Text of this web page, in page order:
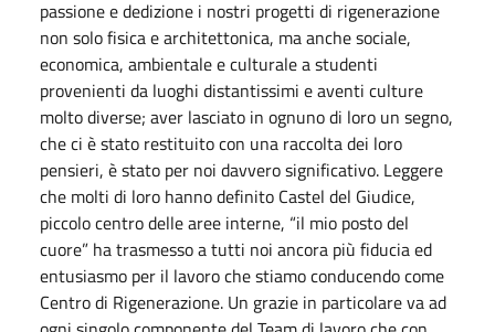
passione e dedizione i nostri progetti di rigenerazione
non solo fisica e architettonica, ma anche sociale,
economica, ambientale e culturale a studenti
provenienti da luoghi distantissimi e aventi culture
molto diverse; aver lasciato in ognuno di loro un segno,
che ci è stato restituito con una raccolta dei loro
pensieri, è stato per noi davvero significativo. Leggere
che molti di loro hanno definito Castel del Giudice,
piccolo centro delle aree interne, “il mio posto del
cuore” ha trasmesso a tutti noi ancora più fiducia ed
entusiasmo per il lavoro che stiamo conducendo come
Centro di Rigenerazione. Un grazie in particolare va ad